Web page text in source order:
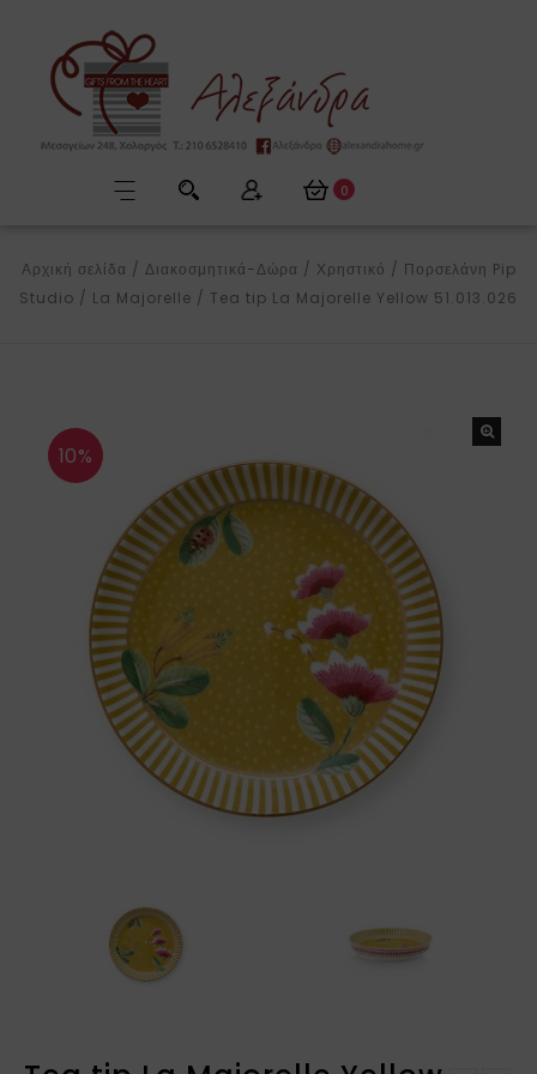
0
Αρχική σελίδα / Διακοσμητικά-Δώρα / Χρηστικό / Πορσελάνη Pip
Studio / La Majorelle / Tea tip La Majorelle Yellow 51.013.026
10%